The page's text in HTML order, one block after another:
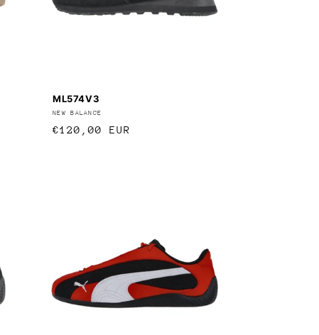
ML574V3
Anbieter:
NEW BALANCE
Normaler
€120,00 EUR